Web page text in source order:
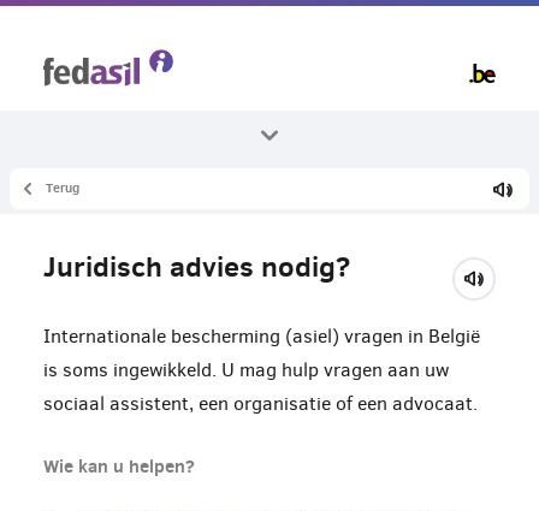
gaan
Alle thema's
Asiel aanvraag
Terug
Juridisch advies nodig?
Internationale bescherming (asiel) vragen in België
is soms ingewikkeld. U mag hulp vragen aan uw
sociaal assistent, een organisatie of een advocaat.
Wie kan u helpen?